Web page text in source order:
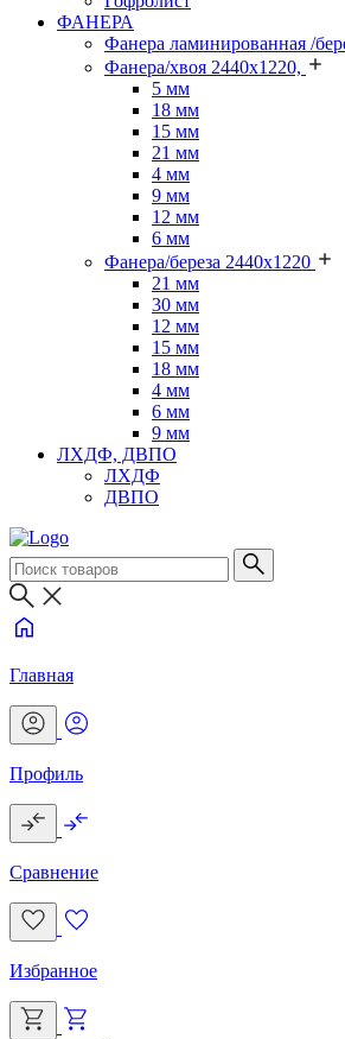
ФАНЕРА
Фанера ламинированная /
Фанера/хвоя 2440х1220,
5 мм
18 мм
15 мм
21 мм
4 мм
9 мм
12 мм
6 мм
Фанера/береза 2440х1220
21 мм
30 мм
12 мм
15 мм
18 мм
4 мм
6 мм
9 мм
ЛХДФ, ДВПО
ЛХДФ
ДВПО
Главная
Профиль
Сравнение
Избранное